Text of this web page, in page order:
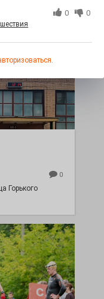
0
Горького
0 0